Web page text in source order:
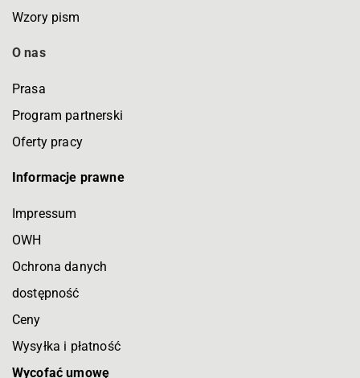
Wzory pism
O nas
Prasa
Program partnerski
Oferty pracy
Informacje prawne
Impressum
OWH
Ochrona danych
dostępność
Ceny
Wysyłka i płatność
Wycofać umowę